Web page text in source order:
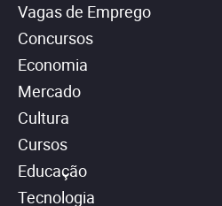
Vagas de Emprego
Concursos
Economia
Mercado
Cultura
Cursos
Educação
Tecnologia